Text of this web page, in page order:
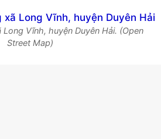
Vĩnh, huyện Duyên Hải. (Open
Street Map)